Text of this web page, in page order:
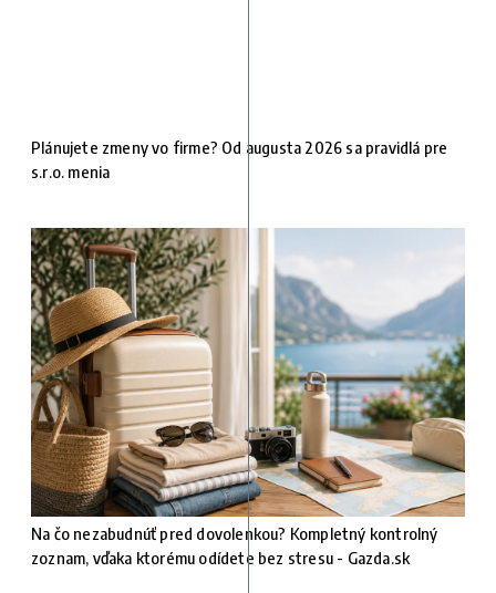
Plánujete zmeny vo firme? Od augusta 2026 sa pravidlá pre
s.r.o. menia
Na čo nezabudnúť pred dovolenkou? Kompletný kontrolný
zoznam, vďaka ktorému odídete bez stresu - Gazda.sk